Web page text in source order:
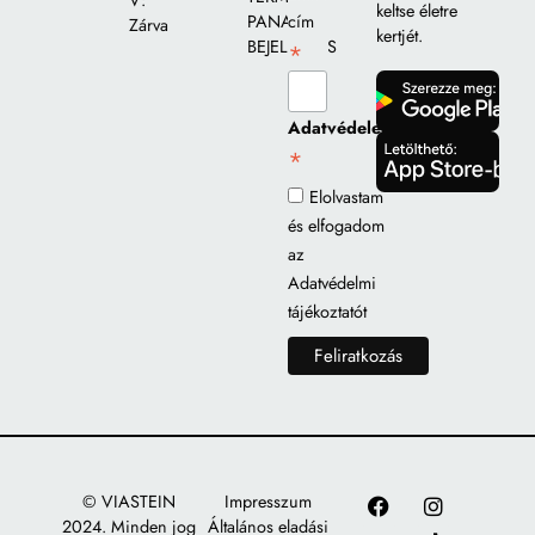
Zárva
PANASZ
BEJELENTÉS
cím
*
Adatvédelem
*
Elolvastam
és elfogadom
az
Adatvédelmi
tájékoztatót
keltse életre
kertjét.
gomb
gomb
© VIASTEIN
2024. Minden jog
Impresszum
Általános eladási